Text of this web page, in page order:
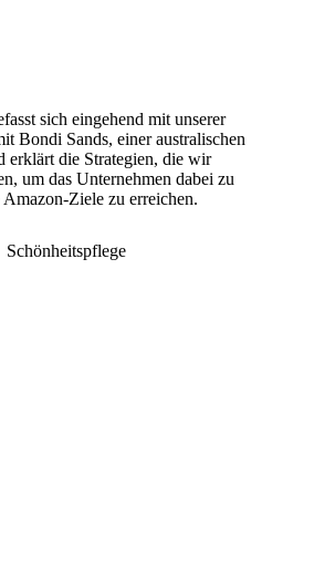
sich eingehend mit unserer
Bondi Sands, einer australischen
erklärt die Strategien, die wir
um das Unternehmen dabei zu
Amazon-Ziele zu erreichen.
Schönheitspflege